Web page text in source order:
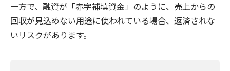
一方で、融資が「赤字補填資金」のように、売上からの
回収が見込めない用途に使われている場合、返済されな
いリスクがあります。